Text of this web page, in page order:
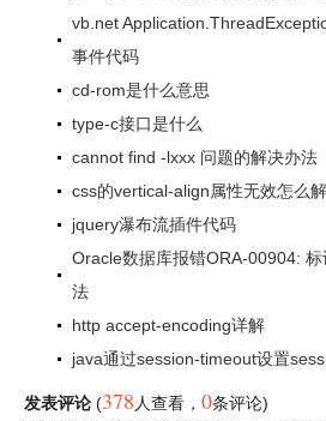
vb.net
事件代码
cd-rom是什么意思
type-c接口是什么
cannot find -lxxx 问题的解决办法
css的vertical-align属性无效怎么
jquery瀑布流插件代码
Oracle数据库报错ORA-00904:
法
http accept-encoding详解
java通过session-timeout设置
发表评论 (378 人查看 ， 0条评论)